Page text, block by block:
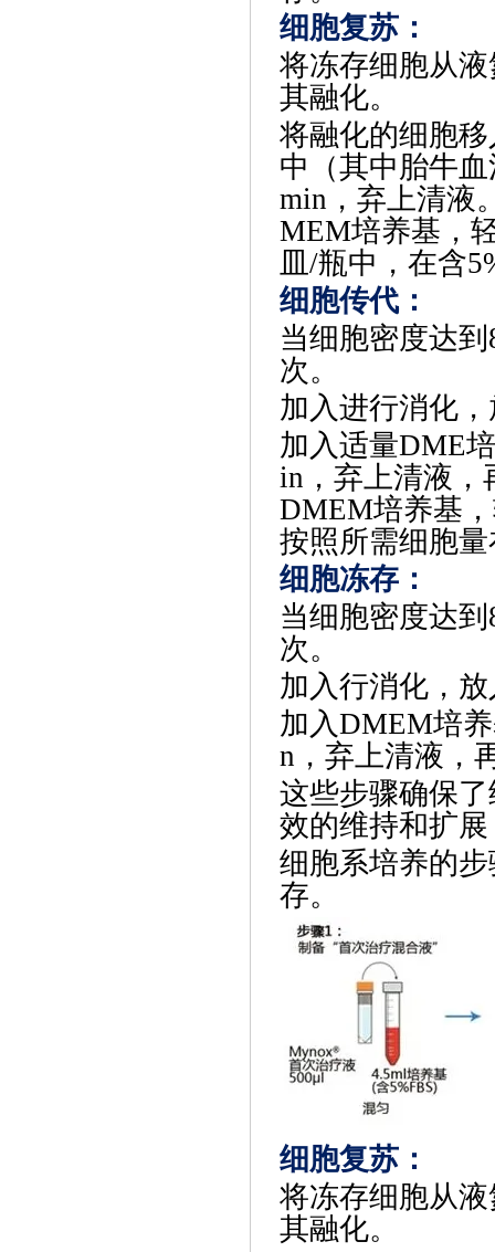
细胞复苏 ‌：
将冻存细胞从
其融化。
将融化的细胞
中（其中胎牛
min，弃上清液
MEM培养基，
皿/瓶中，在含
细胞传代 ‌：
当细胞密度达到
次。
加入进行消化
加入适量DME
in，弃上清液，
DMEM培养基
按照所需细胞
‌细胞冻存‌：
当细胞密度达到
次。
加入行消化，
加入DMEM培
n，弃上清液，
这些步骤确保
效的维持和扩
细胞系培养‌的
存。
细胞复苏 ‌：
将冻存细胞从
其融化。